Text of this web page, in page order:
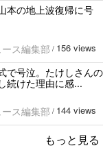
本の地上波復帰に号
ス編集部 / 156 views
で号泣。たけしさんの
続けた理由に感...
ス編集部 / 144 views
もっと見る